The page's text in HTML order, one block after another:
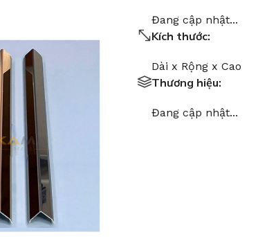
Đang cập nhật...
Kích thước:
Dài x Rộng x Cao
Thương hiệu:
Đang cập nhật...